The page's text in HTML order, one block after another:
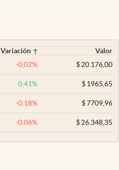
Variación
Valor
-0,02% $20.176,00
0,41% $1965,65
-0,18% $7709,96
-0,06% $26.348,35